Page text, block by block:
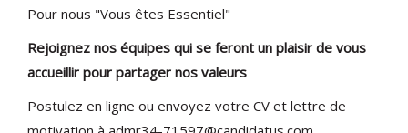
Pour nous "Vous êtes Essentiel"
Rejoignez nos équipes qui se feront un plaisir de vous
accueillir pour partager nos valeurs
Postulez en ligne ou envoyez votre CV et lettre de